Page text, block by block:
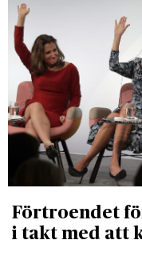
Förtroendet
i takt med att